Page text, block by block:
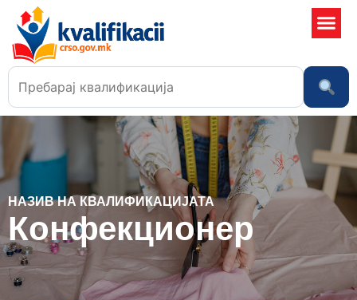
НАЗИВ НА КВАЛИФИКАЦИЈАТА
Конфекционер